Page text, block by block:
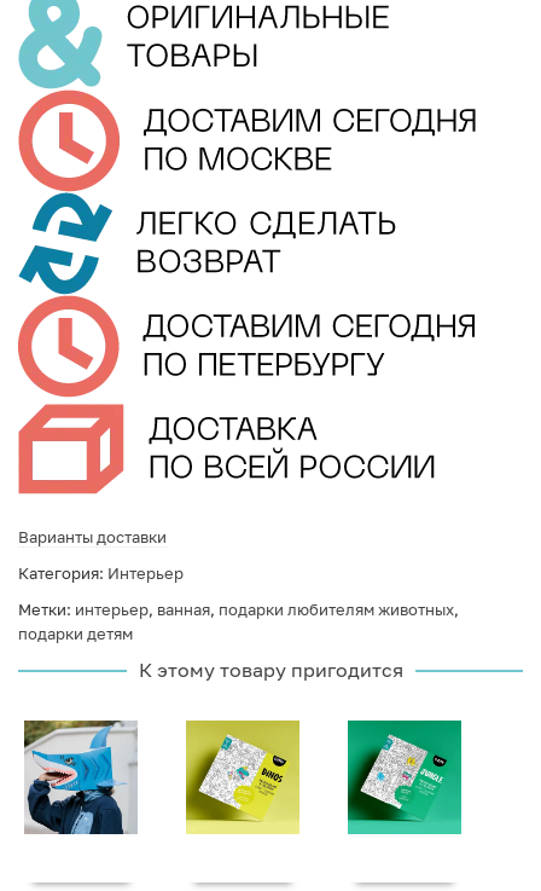
Варианты доставки
Категория: Интерьер
Метки: интерьер, ванная, подарки любителям животных,
подарки детям
К этому товару пригодится